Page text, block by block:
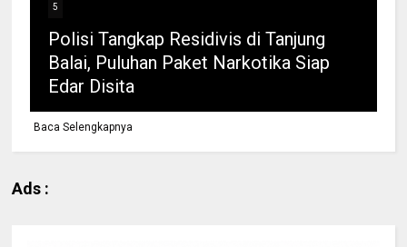
5
Polisi Tangkap Residivis di Tanjung
Balai, Puluhan Paket Narkotika Siap
Edar Disita
Baca Selengkapnya
Ads :